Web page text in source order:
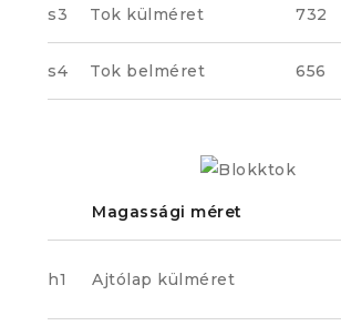
s3 Tok külméret 732
s4 Tok belméret 656
Magassági méret
h1 Ajtólap külméret